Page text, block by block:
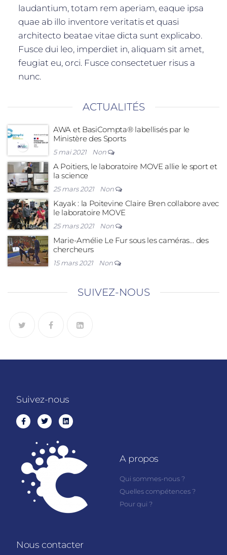
laudantium, totam rem aperiam, eaque ipsa
quae ab illo inventore veritatis et quasi
architecto beatae vitae dicta sunt explicabo.
Fusce dui leo, imperdiet in, aliquam sit amet,
feugiat eu, orci. Fusce consectetuer risus a
nunc.
ACTUALITÉS
AWA et BasiCompta® labellisés par le
Ministère des Sports
5 mai 2021 Non
A Poitiers, le laboratoire MOVE allie le sport et
la science
25 mars 2021 Non
Kayak : la Poitevine Claire Bren collabore avec
le laboratoire MOVE
25 mars 2021 Non
Marie-Amélie Le Fur sous les caméras… des
chercheurs
15 mars 2021 Non
SUIVEZ-NOUS
Suivez-nous
A propos
Qui sommes-nous ?
Quelles compétences ?
Pour qui ?
Nous contacter